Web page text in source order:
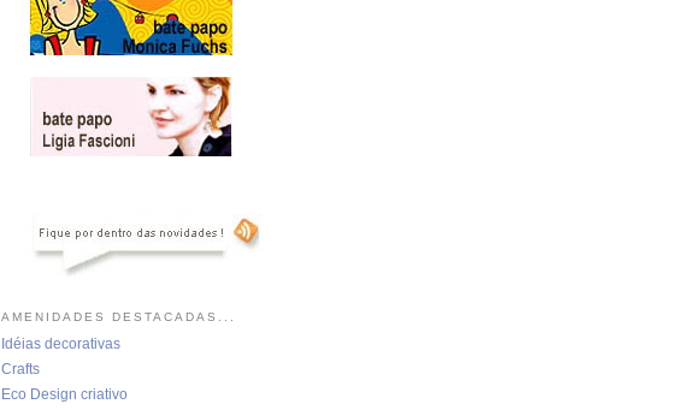
AMENIDADES DESTACADAS...
Idéias decorativas
Crafts
Eco Design criativo